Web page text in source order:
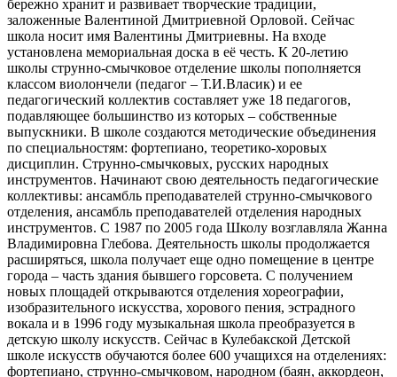
бережно хранит и развивает творческие традиции,
заложенные Валентиной Дмитриевной Орловой. Сейчас
школа носит имя Валентины Дмитриевны. На входе
установлена мемориальная доска в её честь. К 20-летию
школы струнно-смычковое отделение школы пополняется
классом виолончели (педагог – Т.И.Власик) и ее
педагогический коллектив составляет уже 18 педагогов,
подавляющее большинство из которых – собственные
выпускники. В школе создаются методические объединения
по специальностям: фортепиано, теоретико-хоровых
дисциплин. Струнно-смычковых, русских народных
инструментов. Начинают свою деятельность педагогические
коллективы: ансамбль преподавателей струнно-смычкового
отделения, ансамбль преподавателей отделения народных
инструментов. С 1987 по 2005 года Школу возглавляла Жанна
Владимировна Глебова. Деятельность школы продолжается
расширяться, школа получает еще одно помещение в центре
города – часть здания бывшего горсовета. С получением
новых площадей открываются отделения хореографии,
изобразительного искусства, хорового пения, эстрадного
вокала и в 1996 году музыкальная школа преобразуется в
детскую школу искусств. Сейчас в Кулебакской Детской
школе искусств обучаются более 600 учащихся на отделениях:
фортепиано, струнно-смычковом, народном (баян, аккордеон,